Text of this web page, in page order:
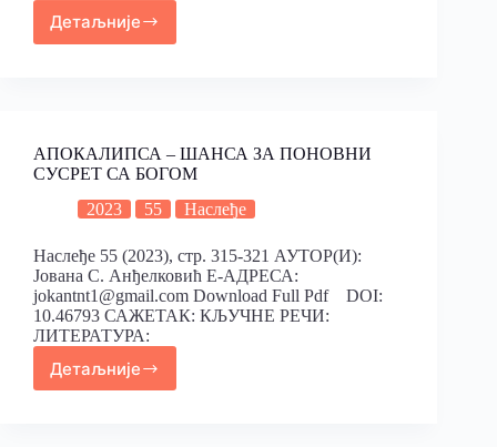
Детаљније
АПОКАЛИПСА – ШАНСА ЗА ПОНОВНИ
СУСРЕТ СА БОГОМ
2023
55 Наслеђе
Наслеђе 55 (2023), стр. 315-321 АУТОР(И):
Јована С. Анђелковић Е-АДРЕСА:
jokantnt1@gmail.com Download Full Pdf DOI:
10.46793 САЖЕТАК: КЉУЧНЕ РЕЧИ:
ЛИТЕРАТУРА:
Детаљније